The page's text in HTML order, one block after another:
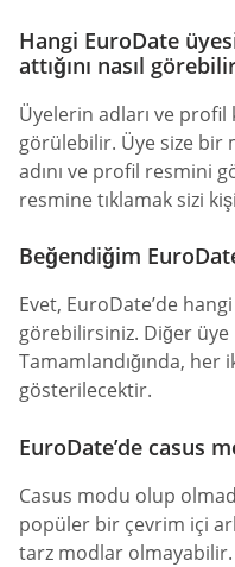
Hangi EuroDate
attığını nasıl
Üyelerin adları ve
görülebilir. Üye size bir
adını ve profil resmini
resmine tıklamak sizi
Beğendiğim
Evet, EuroDate’de
görebilirsiniz. Diğer
Tamamlandığında,
gösterilecektir.
EuroDate’de casus
Casus modu olup
popüler bir çevrim içi
tarz modlar olmayabilir.